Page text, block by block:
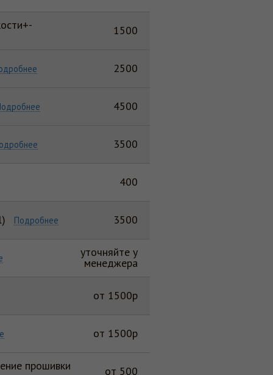
1500
2500
4500
3500
400
Подробнее 3500
уточняйте у
менеджера
от 1500р
от 1500р
прошивки от 500